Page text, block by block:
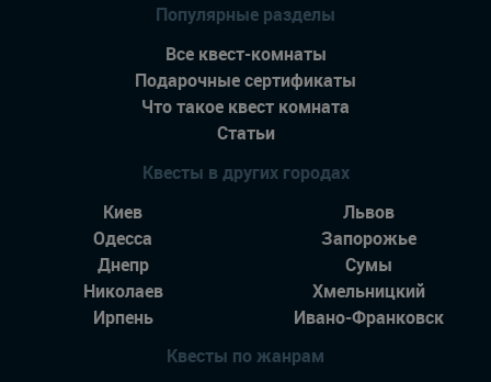
Популярные разделы
Все квест-комнаты
Подарочные сертификаты
Что такое квест комната
Статьи
Квесты в других городах
Киев
Львов
Одесса
Запорожье
Днепр
Сумы
Николаев
Хмельницкий
Ирпень
Ивано-Франковск
Квесты по жанрам